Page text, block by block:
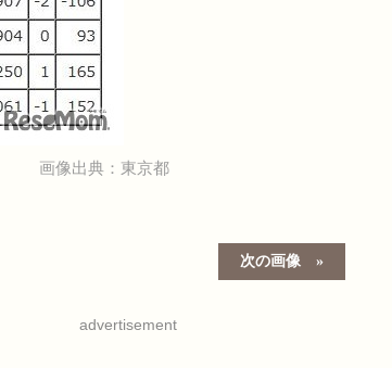
画像出典：東京都
次の画像
advertisement